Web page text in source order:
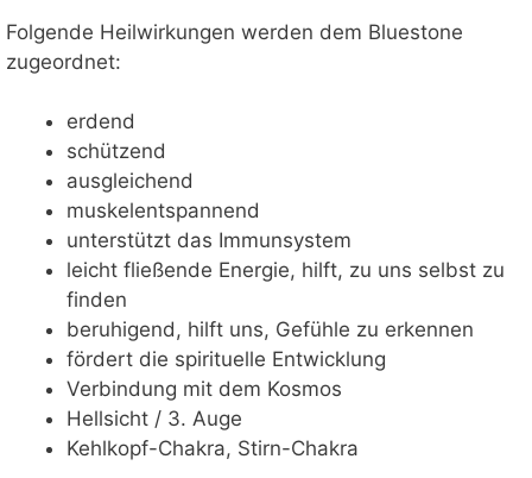
Folgende Heilwirkungen werden dem Bluestone
zugeordnet:
erdend
schützend
ausgleichend
muskelentspannend
unterstützt das Immunsystem
leicht fließende Energie, hilft, zu uns selbst zu
finden
beruhigend, hilft uns, Gefühle zu erkennen
fördert die spirituelle Entwicklung
Verbindung mit dem Kosmos
Hellsicht / 3. Auge
Kehlkopf-Chakra, Stirn-Chakra